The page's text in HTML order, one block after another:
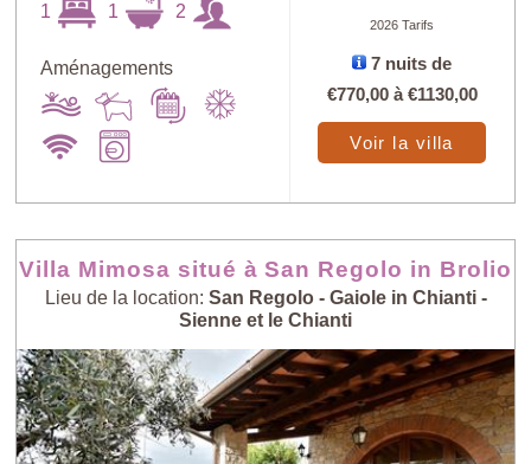
1 1 2
Aménagements
2026 Tarifs
7 nuits de
€770,00à€1130,00
Voir la villa
Villa Mimosa situé à San Regolo in Brolio
Lieu de la location: San Regolo - Gaiole in Chianti -
Sienne et le Chianti